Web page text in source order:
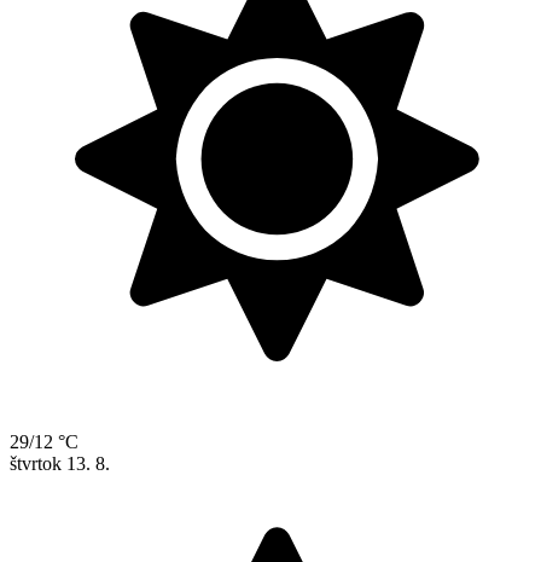
29/12 °C
štvrtok 13. 8.